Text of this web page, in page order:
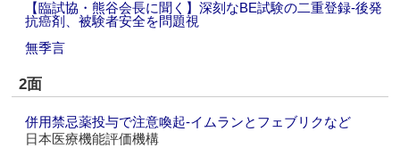
【臨試協・熊谷会長に聞く】深刻なBE試験の二重登録‐後発
抗癌剤、被験者安全を問題視
無季言
2面
併用禁忌薬投与で注意喚起‐イムランとフェブリクなど
日本医療機能評価機構